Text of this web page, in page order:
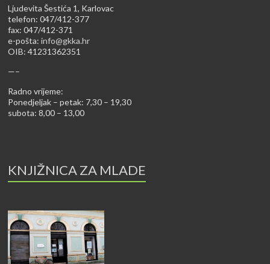
Ljudevita Šestića 1, Karlovac
telefon: 047/412-377
fax: 047/412-371
e-pošta:info@gkka.hr
OIB: 41231362351
—–
Radno vrijeme:
Ponedjeljak – petak: 7,30 – 19,30
subota: 8,00 – 13,00
KNJIŽNICA ZA MLADE